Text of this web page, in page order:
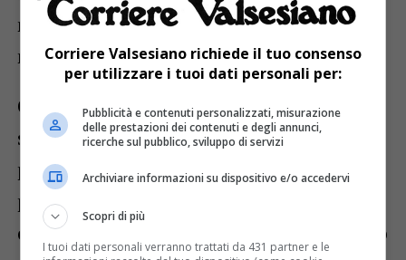
musicale di 25 musici effettivi: un vero
miracolo!
Con tutti si è creato un gruppo
straordinario, amici uniti dalla passione
per la musica, che onorano e guardano al
passato ma con l’occhio rivolto al futuro
con la speranza di far sentire ancora le loro
Corriere Valsesiano richiede il tuo consenso
per utilizzare i tuoi dati personali per:
Pubblicità e contenuti personalizzati, misurazione
delle prestazioni dei contenuti e degli annunci,
ricerche sul pubblico, sviluppo di servizi
Archiviare informazioni su dispositivo e/o accedervi
Scopri di più
I tuoi dati personali verranno trattati da 431 partner e le